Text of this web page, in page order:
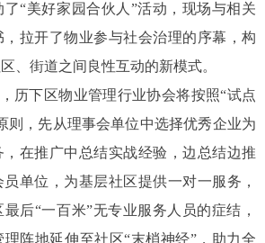
“美好家园合伙人”活动，现场与相关
拉开了物业参与社会治理的序幕，构
、街道之间良性互动的新模式。
历下区物业管理行业协会将按照“试点
则，先从理事会单位中选择优秀企业为
在推广中总结实战经验，边总结边推
单位，为基层社区提供一对一服务，
后“一百米”无专业服务人员的症结，
阵地延伸至社区“末梢神经”，助力全